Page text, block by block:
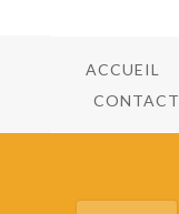
ACCUEIL
CONTACT